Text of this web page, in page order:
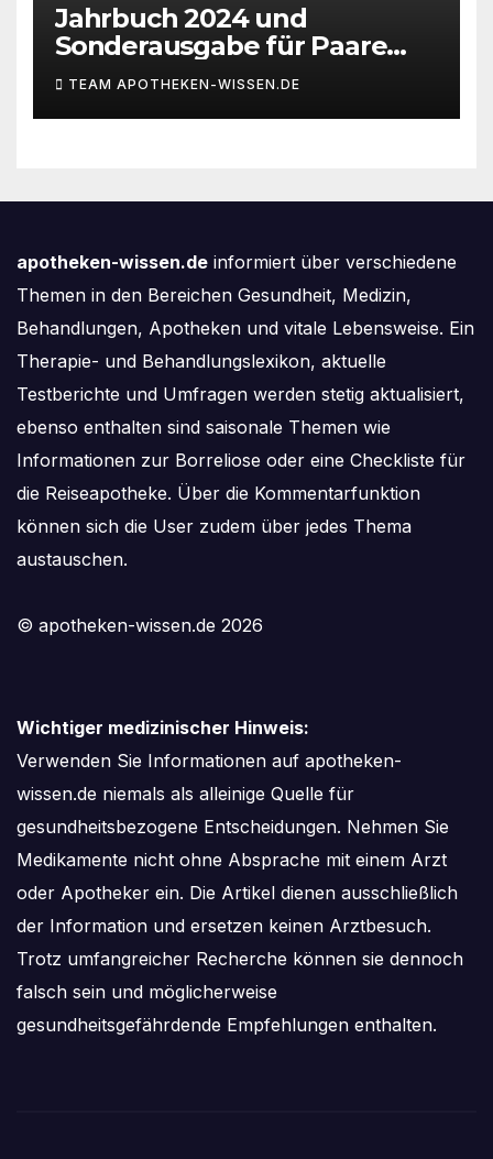
Jahrbuch 2024 und
Sonderausgabe für Paare
des Deutschen IVF-Registers:
Zahl der Mehrlingsgeburten
nach
TEAM APOTHEKEN-WISSEN.DE
apotheken-wissen.de informiert über verschiedene
Themen in den Bereichen Gesundheit, Medizin,
Behandlungen, Apotheken und vitale Lebensweise. Ein
Therapie- und Behandlungslexikon, aktuelle
Testberichte und Umfragen werden stetig aktualisiert,
ebenso enthalten sind saisonale Themen wie
Informationen zur Borreliose oder eine Checkliste für
die Reiseapotheke. Über die Kommentarfunktion
können sich die User zudem über jedes Thema
austauschen.
© apotheken-wissen.de 2026
Wichtiger medizinischer Hinweis:
Verwenden Sie Informationen auf apotheken-
wissen.de niemals als alleinige Quelle für
gesundheitsbezogene Entscheidungen. Nehmen Sie
Medikamente nicht ohne Absprache mit einem Arzt
oder Apotheker ein. Die Artikel dienen ausschließlich
der Information und ersetzen keinen Arztbesuch.
Trotz umfangreicher Recherche können sie dennoch
falsch sein und möglicherweise
gesundheitsgefährdende Empfehlungen enthalten.